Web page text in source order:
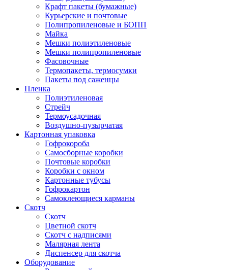
Крафт пакеты (бумажные)
Курьерские и почтовые
Полипропиленовые и БОПП
Майка
Мешки полиэтиленовые
Мешки полипропиленовые
Фасовочные
Термопакеты, термосумки
Пакеты под саженцы
Пленка
Полиэтиленовая
Стрейч
Термоусадочная
Воздушно-пузырчатая
Картонная упаковка
Гофрокороба
Самосборные коробки
Почтовые коробки
Коробки с окном
Картонные тубусы
Гофрокартон
Самоклеющиеся карманы
Скотч
Скотч
Цветной скотч
Скотч с надписями
Малярная лента
Диспенсер для скотча
Оборудование